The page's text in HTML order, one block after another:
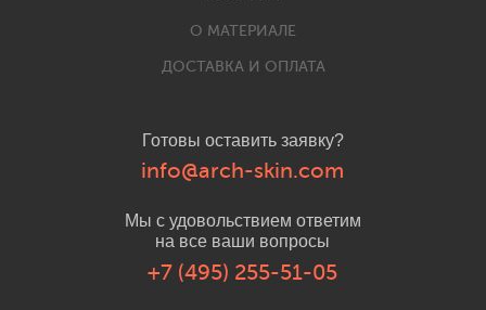
Готовы оставить заявку?
info@arch-skin.com
Мы с удовольствием ответим
на все ваши вопросы
+7 (495) 255-51-05
О МАТЕРИАЛЕ
ДОСТАВКА И ОПЛАТА